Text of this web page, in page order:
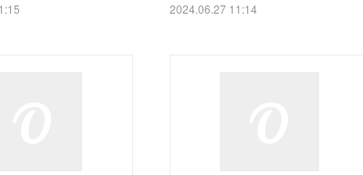
2024.06.27 11:14